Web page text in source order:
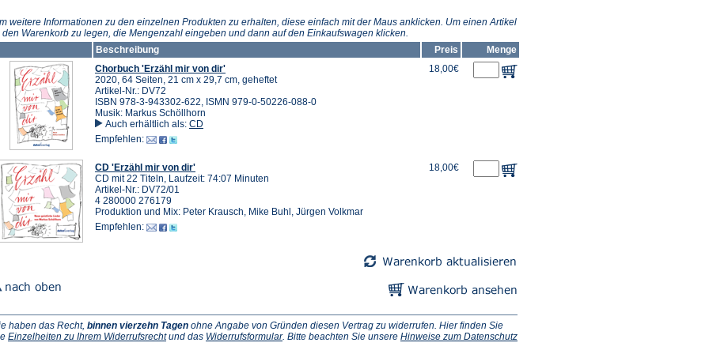
Tab)
Tab)
weitere Informationen zu den einzelnen Produkten zu erhalten, diese einfach mit der Maus anklicken. Um einen Artikel
den Warenkorb zu legen, die Mengenzahl eingeben und dann auf den Einkaufswagen klicken.
Beschreibung
Preis
Menge
Chorbuch 'Erzähl mir von dir'
2020, 64 Seiten, 21 cm x 29,7 cm, geheftet
Artikel-Nr.: DV72
ISBN 978-3-943302-622, ISMN 979-0-50226-088-0
Musik: Markus Schöllhorn
Auch erhältlich als: CD
Empfehlen:
18,00€
CD 'Erzähl mir von dir'
CD mit 22 Titeln, Laufzeit: 74:07 Minuten
Artikel-Nr.: DV72/01
4 280000 276179
Produktion und Mix: Peter Krausch, Mike Buhl, Jürgen Volkmar
Empfehlen:
18,00€
haben das Recht, binnen vierzehn Tagen ohne Angabe von Gründen diesen Vertrag zu widerrufen. Hier finden Sie
Einzelheiten zu Ihrem Widerrufsrecht(Öffnet
und das Widerrufsformular(Öffnet
. Bitte beachten Sie unsere Hinweise zum Datenschutz